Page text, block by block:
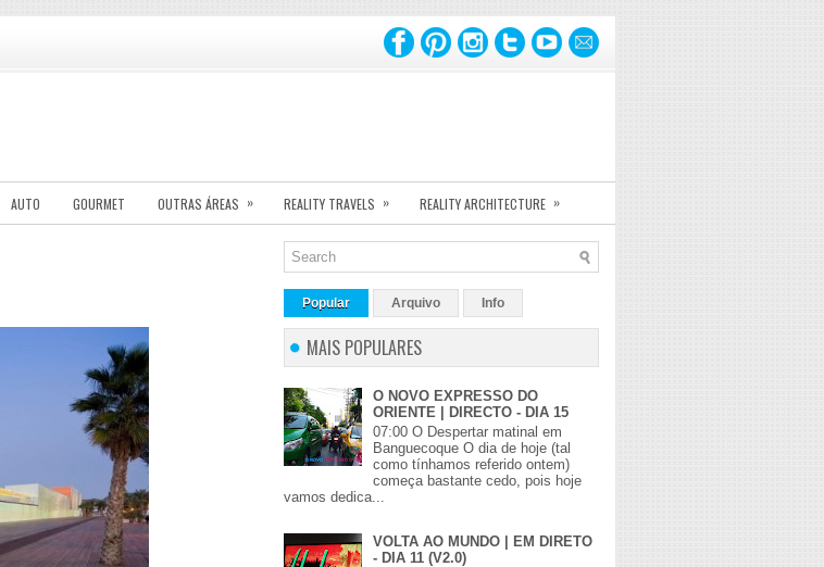
AUTO GOURMET OUTRAS ÁREAS » REALITY TRAVELS » REALITY ARCHITECTURE »
Popular Arquivo Info
MAIS POPULARES
O NOVO EXPRESSO DO
ORIENTE | DIRECTO - DIA 15
07:00 O Despertar matinal em
Banguecoque O dia de hoje (tal
como tínhamos referido ontem)
começa bastante cedo, pois hoje
vamos dedica...
VOLTA AO MUNDO | EM DIRETO
- DIA 11 (V2.0)